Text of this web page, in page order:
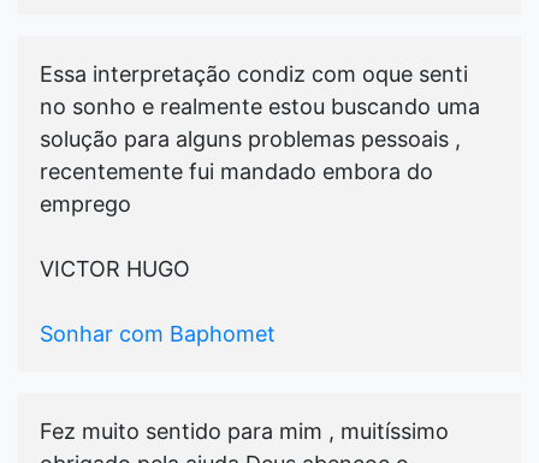
Essa interpretação condiz com oque senti
no sonho e realmente estou buscando uma
solução para alguns problemas pessoais ,
recentemente fui mandado embora do
emprego
VICTOR HUGO
Sonhar com Baphomet
Fez muito sentido para mim , muitíssimo